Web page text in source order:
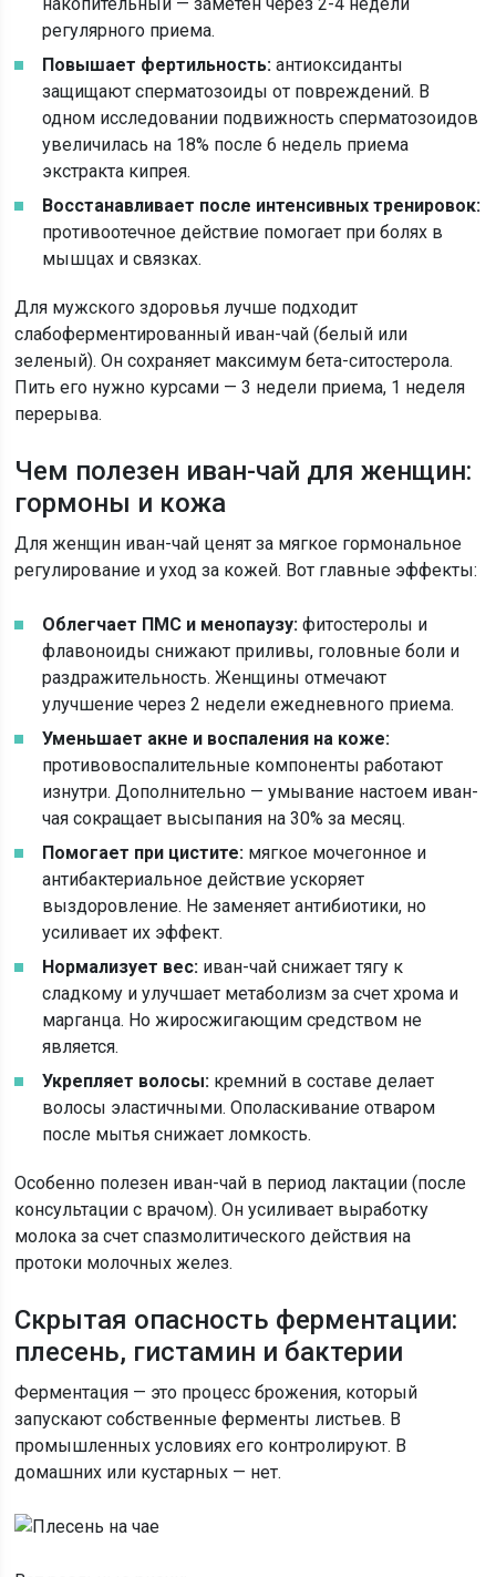
регулярного приема.
Повышает фертильность: антиоксиданты
защищают сперматозоиды от повреждений. В
одном исследовании подвижность сперматозоидов
увеличилась на 18% после 6 недель приема
экстракта кипрея.
Восстанавливает после интенсивных тренировок:
противоотечное действие помогает при болях в
мышцах и связках.
Для мужского здоровья лучше подходит
слабоферментированный иван-чай (белый или
зеленый). Он сохраняет максимум бета-ситостерола.
Пить его нужно курсами — 3 недели приема, 1 неделя
перерыва.
Чем полезен иван-чай для женщин:
гормоны и кожа
Для женщин иван-чай ценят за мягкое гормональное
регулирование и уход за кожей. Вот главные эффекты:
Облегчает ПМС и менопаузу: фитостеролы и
флавоноиды снижают приливы, головные боли и
раздражительность. Женщины отмечают
улучшение через 2 недели ежедневного приема.
Уменьшает акне и воспаления на коже:
противовоспалительные компоненты работают
изнутри. Дополнительно — умывание настоем иван-
чая сокращает высыпания на 30% за месяц.
Помогает при цистите: мягкое мочегонное и
антибактериальное действие ускоряет
выздоровление. Не заменяет антибиотики, но
усиливает их эффект.
Нормализует вес: иван-чай снижает тягу к
сладкому и улучшает метаболизм за счет хрома и
марганца. Но жиросжигающим средством не
является.
Укрепляет волосы: кремний в составе делает
волосы эластичными. Ополаскивание отваром
после мытья снижает ломкость.
Особенно полезен иван-чай в период лактации (после
консультации с врачом). Он усиливает выработку
молока за счет спазмолитического действия на
протоки молочных желез.
Скрытая опасность ферментации:
плесень, гистамин и бактерии
Ферментация — это процесс брожения, который
запускают собственные ферменты листьев. В
промышленных условиях его контролируют. В
домашних или кустарных — нет.